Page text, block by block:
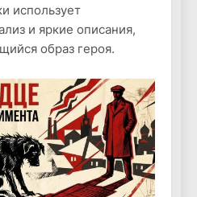
использует
и яркие описания,
образ героя.